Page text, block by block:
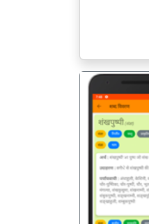
पिछला